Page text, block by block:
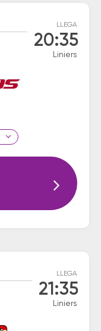
LLEGA
20:35
Liniers
LLEGA
21:35
Liniers